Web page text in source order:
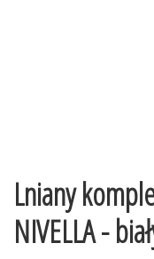
Lniany
NIVELLA -